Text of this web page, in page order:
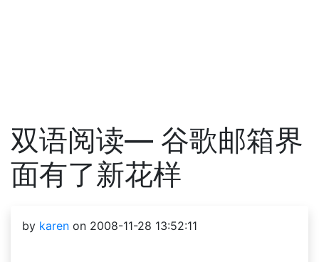
双语阅读— 谷歌邮箱界
面有了新花样
by karen on 2008-11-28 13:52:11